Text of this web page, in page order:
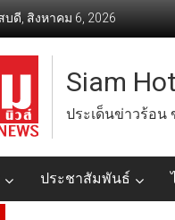
ดี, สิงหาคม 6, 2026
Siam
ประเด็นข่าวร้อน
ประชาสัมพันธ์